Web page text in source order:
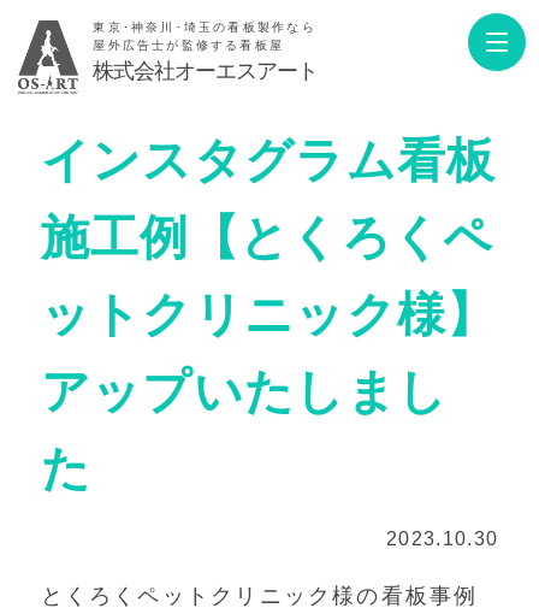
東京･神奈川･埼玉の看板製作なら
屋外広告士が監修する看板屋
株式会社オーエスアート
インスタグラム看板
施工例【とくろくペ
ットクリニック様】
アップいたしまし
た
2023.10.30
とくろくペットクリニック様の看板事例